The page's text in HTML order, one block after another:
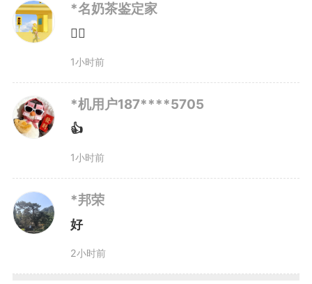
上，防止蚊子叮咬。
考生则应注意个人卫生，夏季
勤更衣、出汗后及时洗澡；清晨和
傍晚避免在树荫、草丛、垃圾桶旁
手液清洗中和蚊子唾液的酸性成
分，局部冷敷可消肿止痒和缓解不
适，保持叮咬部位清洁，不留疤
*名奶茶鉴定家
👍🏻
1小时前
*机用户187****5705
👍
1小时前
*邦荣
好
2小时前